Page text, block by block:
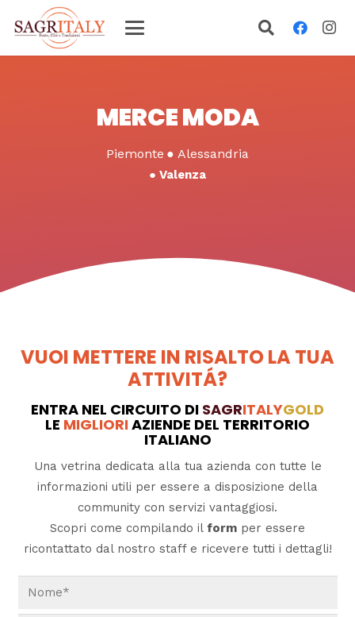
MERCE MODA
Piemonte ● Alessandria
● Valenza
VUOI METTERE IN RISALTO LA TUA
ATTIVITÁ?
ENTRA NEL CIRCUITO DI SAGRITALYGOLD
LE MIGLIORIAZIENDE DEL TERRITORIO
ITALIANO
Una vetrina dedicata alla tua azienda con tutte le
informazioni utili per essere a disposizione della
community con servizi vantaggiosi.
Scopri come compilando il form per essere
ricontattato dal nostro staff e ricevere tutti i dettagli!